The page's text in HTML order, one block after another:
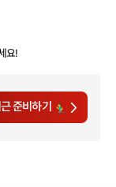
요!
준비하기